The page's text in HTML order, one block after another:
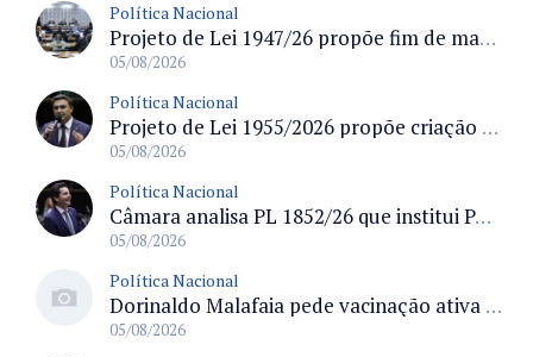
Política Nacional
Projeto de Lei 1947/26 propõe fim de margens para cartão de crédito e consignado do INSS
05/08/2026
Política Nacional
Projeto de Lei 1955/2026 propõe criação de geração livre de fumo ao restringir venda de vapes a nascidos desde 1º de janeiro de 2009
05/08/2026
Política Nacional
Câmara analisa PL 1852/26 que institui Política Nacional de Gestão de Desempenho e Eficiência para servidores públicos
05/08/2026
Política Nacional
Dorinaldo Malafaia pede vacinação ativa ao Ministério da Saúde para reverter queda na cobertura vacinal no Brasil
05/08/2026